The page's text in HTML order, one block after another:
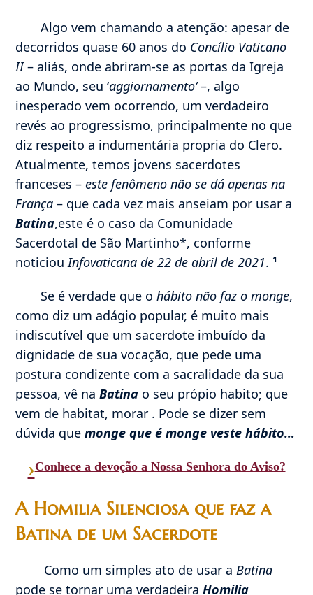
Algo vem chamando a atenção: apesar de
decorridos quase 60 anos do Concílio Vaticano
II– aliás, onde abriram-se as portas da Igreja
ao Mundo, seu ‘aggiornamento’–, algo
inesperado vem ocorrendo, um verdadeiro
revés ao progressismo, principalmente no que
diz respeito a indumentária propria do Clero.
Atualmente, temos jovens sacerdotes
franceses –este fenômeno não se dá apenas na
França – que cada vez mais anseiam por usar a
Batina,este é o caso da Comunidade
Sacerdotal de São Martinho*, conforme
noticiou Infovaticana de 22 de abril de 2021. ¹
Se é verdade que ohábito não faz o monge,
como diz um adágio popular, é muito mais
indiscutível que um sacerdote imbuído da
dignidade de sua vocação, que pede uma
postura condizente com a sacralidade da sua
pessoa, vê naBatina o seu própio habito; que
vem de habitat, morar . Pode se dizer sem
dúvida quemonge que é monge veste hábito…
›Conhece a devoção a Nossa Senhora do Aviso?
A Homilia Silenciosa que faz a
Batina de um Sacerdote
Como um simples ato de usar a Batina
pode se tornar uma verdadeiraHomilia